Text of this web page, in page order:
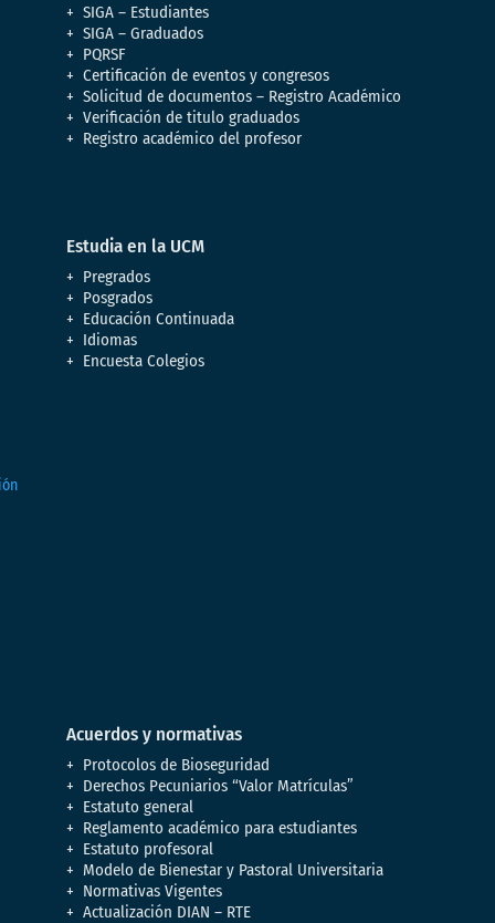
SIGA – Estudiantes
SIGA – Graduados
PQRSF
Certificación de eventos y congresos
Solicitud de documentos – Registro Académico
Verificación de titulo graduados
Registro académico del profesor
Estudia en la UCM
Pregrados
Posgrados
Educación Continuada
Idiomas
Encuesta Colegios
Acuerdos y normativas
Protocolos de Bioseguridad
Derechos Pecuniarios “Valor Matrículas”
Estatuto general
Reglamento académico para estudiantes
Estatuto profesoral
Modelo de Bienestar y Pastoral Universitaria
Normativas Vigentes
Actualización DIAN – RTE